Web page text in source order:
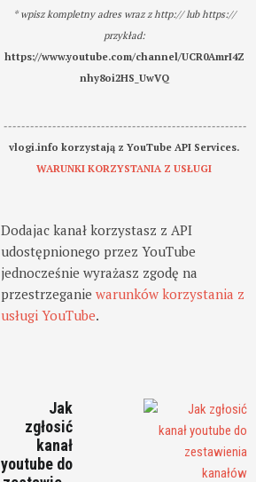
* wpisz kompletny adres wraz z http:// lub https://
przykład:
https://www.youtube.com/channel/UCR0AmrI4Z
nhy8oi2HS_UwVQ
-------------------------------------------------------
vlogi.info korzystają z YouTube API Services.
WARUNKI KORZYSTANIA Z USŁUGI
Dodajac kanał korzystasz z API
udostępnionego przez YouTube
jednocześnie wyrażasz zgodę na
przestrzeganiewarunków korzystania z
usługi YouTube.
Jak
zgłosić
kanał
youtube do